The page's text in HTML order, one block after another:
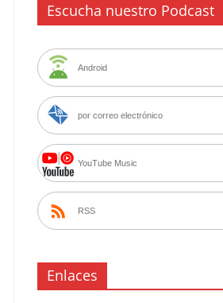
Escucha nuestro Podcast
Android
por correo electrónico
YouTube Music
RSS
Enlaces